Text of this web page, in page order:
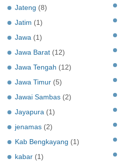
Jateng (8)
Jatim (1)
Jawa (1)
Jawa Barat (12)
Jawa Tengah (12)
Jawa Timur (5)
Jawai Sambas (2)
Jayapura (1)
jenamas (2)
Kab Bengkayang (1)
kabar (1)